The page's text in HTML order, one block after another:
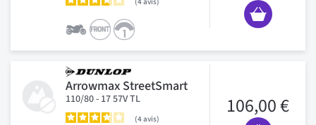
Arrowmax StreetSmart
110/80 - 17 57V TL
4avis
106,00 €